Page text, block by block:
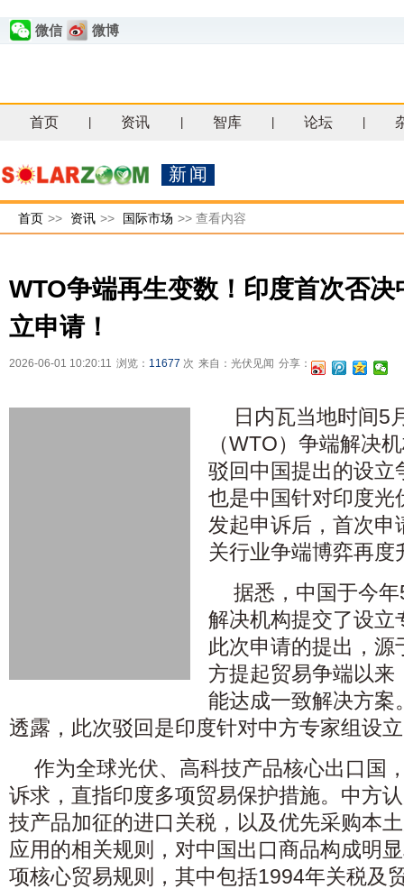
微信 微博
首页 资讯 智库 论坛
新闻
首页 >> 资讯 >> 国际市场 >> 查看内容
WTO争端再生变数！印度首次否
立申请！
2026-06-01 10:20:11 浏览： 11677 次 来自：光伏见闻 分享：
日内瓦当地时间5
（WTO）争端解决
驳回中国提出的设立
也是中国针对印度光
发起申诉后，首次申
关行业争端博弈再度
据悉，中国于今
解决机构提交了设立
此次申请的提出，
方提起贸易争端以来
能达成一致解决方案
透露，此次驳回是印度针对中方专家组设
作为全球光伏、高科技产品核心出口国
诉求，直指印度多项贸易保护措施。中方
技产品加征的进口关税，以及优先采购本
应用的相关规则，对中国出口商品构成明
项核心贸易规则，其中包括1994年关税及